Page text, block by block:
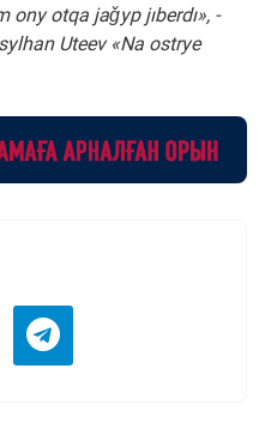
otqa jaǧyp jıberdı», -
Uteev «Na ostrye